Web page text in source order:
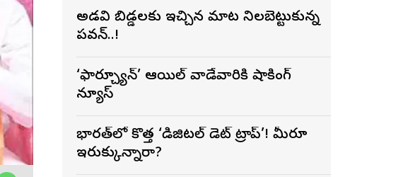
అడవి బిడ్డలకు ఇచ్చిన మాట నిలబెట్టుకున్న
పవన్..!
‘ఫార్చ్యూన్’ ఆయిల్ వాడేవారికి షాకింగ్
న్యూస్
భారత్‌లో కొత్త ‘డిజిటల్ డెట్ ట్రాప్’! మీరూ
ఇరుక్కున్నారా?